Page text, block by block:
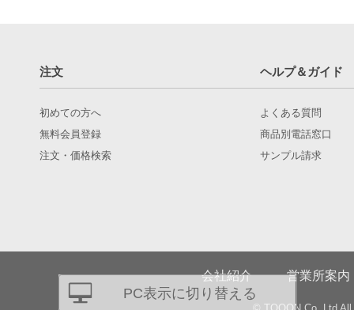
注文 ヘルプ＆ガイド
初めての方へ
無料会員登録
注文・価格検索
よくある質問
商品別電話窓口
サンプル請求
会社紹介 営業所案内
PC表示に切り替える